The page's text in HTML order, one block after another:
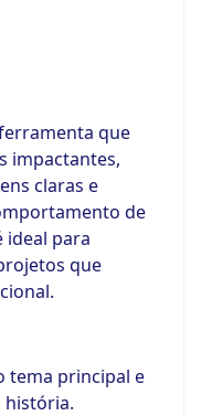
que
impactantes,
claras e
de
ideal para
que
tema principal e
história.